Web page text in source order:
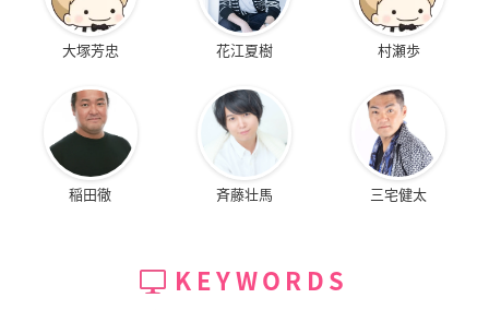
大塚芳忠 花江夏樹 村瀬歩
稲田徹 斉藤壮馬 三宅健太
KEYWORDS